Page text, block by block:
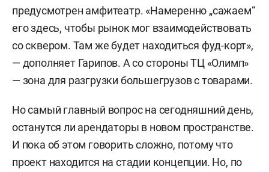
предусмотрен амфитеатр. «Намеренно „сажаем“
его здесь, чтобы рынок мог взаимодействовать
со сквером. Там же будет находиться фуд-корт»,
— дополняет Гарипов. А со стороны ТЦ «Олимп»
— зона для разгрузки большегрузов с товарами.
Но самый главный вопрос на сегодняшний день,
останутся ли арендаторы в новом пространстве.
И пока об этом говорить сложно, потому что
проект находится на стадии концепции. Но, по